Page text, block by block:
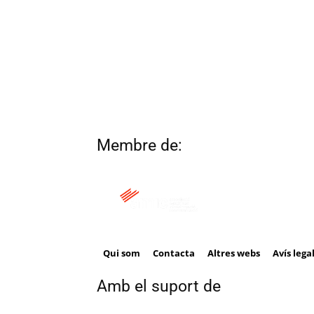
Membre de:
Qui som Contacta Altres webs Avís legal
Amb el suport de